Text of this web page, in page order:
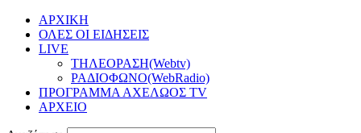
ΑΡΧΙΚΗ
ΟΛΕΣ ΟΙ ΕΙΔΗΣΕΙΣ
LIVE
ΤΗΛΕΟΡΑΣΗ(Webtv)
ΡΑΔΙΟΦΩΝΟ(WebRadio)
ΠΡΟΓΡΑΜΜΑ ΑΧΕΛΩΟΣ TV
ΑΡΧΕΙΟ